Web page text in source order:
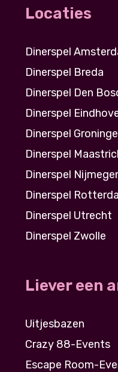
Locaties
Dinerspel
Dinerspel Breda
Dinerspel Den
Dinerspel
Dinerspel
Dinerspel
Dinerspel
Dinerspel
Dinerspel Utrecht
Dinerspel Zwolle
Liever een
Uitjesbazen
Crazy 88-Events
Escape Room-